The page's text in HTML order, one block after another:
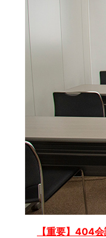
【重要】404